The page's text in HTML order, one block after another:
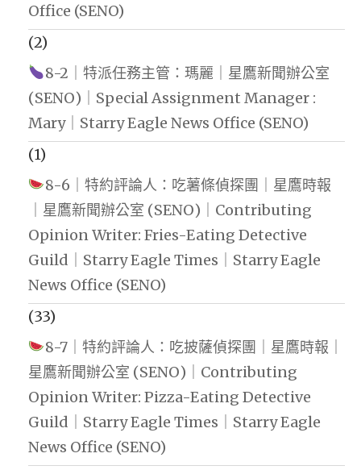
Office (SENO)
(2)
8-2｜特派任務主管：瑪麗｜星鷹新聞辦公室
(SENO)｜Special Assignment Manager :
Mary｜Starry Eagle News Office (SENO)
(1)
8-6｜特約評論人：吃薯條偵探團｜星鷹時報
｜星鷹新聞辦公室 (SENO)｜Contributing
Opinion Writer: Fries-Eating Detective
Guild｜Starry Eagle Times｜Starry Eagle
News Office (SENO)
(33)
8-7｜特約評論人：吃披薩偵探團｜星鷹時報｜
星鷹新聞辦公室 (SENO)｜Contributing
Opinion Writer: Pizza-Eating Detective
Guild｜Starry Eagle Times｜Starry Eagle
News Office (SENO)